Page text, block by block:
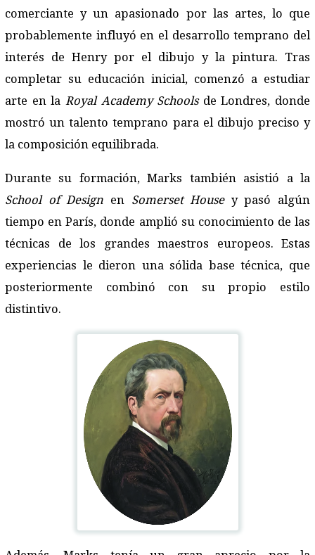
comerciante y un apasionado por las artes, lo que
probablemente influyó en el desarrollo temprano del
interés de Henry por el dibujo y la pintura. Tras
completar su educación inicial, comenzó a estudiar
arte en la Royal Academy Schoolsde Londres, donde
mostró un talento temprano para el dibujo preciso y
la composición equilibrada.
Durante su formación, Marks también asistió a la
School of Design en Somerset Housey pasó algún
tiempo en París, donde amplió su conocimiento de las
técnicas de los grandes maestros europeos. Estas
experiencias le dieron una sólida base técnica, que
posteriormente combinó con su propio estilo
distintivo.